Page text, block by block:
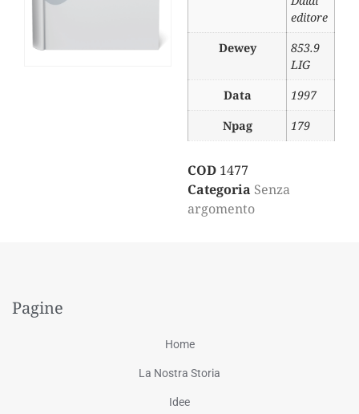
editore
Dewey
853.9
LIG
Data
1997
Npag
179
COD 1477
Categoria Senza
argomento
Pagine
Home
La Nostra Storia
Idee